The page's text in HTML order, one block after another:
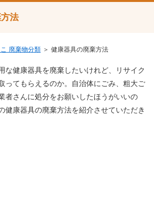
法
廃棄物分類＞ 健康器具の廃棄方法
な健康器具を廃棄したいけれど、リサイク
ってもらえるのか。自治体にごみ、粗大ご
者さんに処分をお願いしたほうがいいの
健康器具の廃棄方法を紹介させていただき